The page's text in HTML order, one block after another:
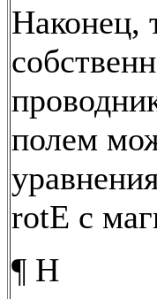
Наконец,
полем
rotЕ с
¶ H